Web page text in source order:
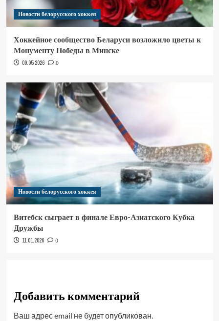
Новости белорусского хоккея
Хоккейное сообщество Беларуси возложило цветы к
Монументу Победы в Минске
09.05.2026 0
Новости белорусского хоккея
Витебск сыграет в финале Евро-Азиатского Кубка
Дружбы
11.01.2026 0
Добавить комментарий
Ваш адрес email не будет опубликован.